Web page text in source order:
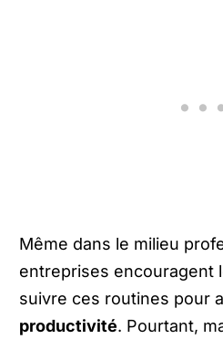
Même dans le milieu
entreprises encouragent
suivre ces routines pour
productivité. Pourtant,